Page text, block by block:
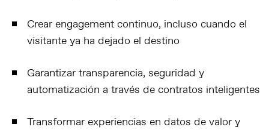
Crear engagement continuo, incluso cuando el
visitante ya ha dejado el destino
Garantizar transparencia, seguridad y
automatización a través de contratos inteligentes
Transformar experiencias en datos de valor y